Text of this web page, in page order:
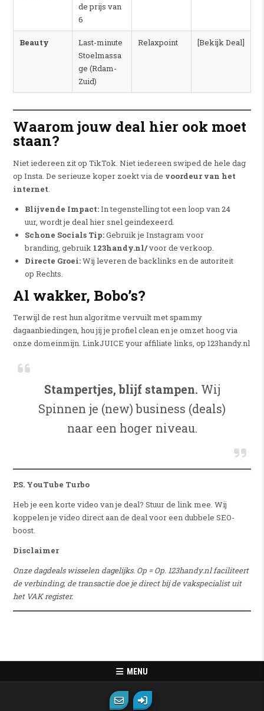
de prijs van
6
Beauty
Last-minute
Stoelmassa
ge (Rdam-
Zuid)
Relaxpoint [Bekijk Deal]
Waarom jouw deal hier ook moet
staan?
Niet iedereen zit op TikTok. Niet iedereen swiped de hele dag
op Insta. De serieuze koper zoekt via de voordeur van het
internet
Blijvende Impact:In tegenstelling tot een loop van 24
uur, wordt je deal hier snel geindexeerd.
Schone Socials Tip:Gebruik je Instagram voor
branding, gebruik 123handy.nl/voor de verkoop.
Directe Groei:Wij leveren de backlinks en de autoriteit
op Rechts.
Al wakker, Bobo’s?
Terwijl de rest hun algoritme vervuilt met spammy
dagaanbiedingen, hou jij je profiel clean en je omzet hoog via
onze domeinmijn. LinkJUICE your affiliate links, op 123handy.nl
Stampertjes, blijf stampen. Wij
Spinnen je (new) business (deals)
naar een hoger niveau.
P.S. YouTube Turbo
Heb je een korte video van je deal? Stuur de link mee. Wij
koppelen je video direct aan de deal voor een dubbele SEO-
boost.
Disclaimer
Onze dagdeals wisselen dagelijks. Op = Op. 123handy.nl faciliteert
de verbinding, de transactie doe je direct bij de vakspecialist uit
het VAK register.
MENU